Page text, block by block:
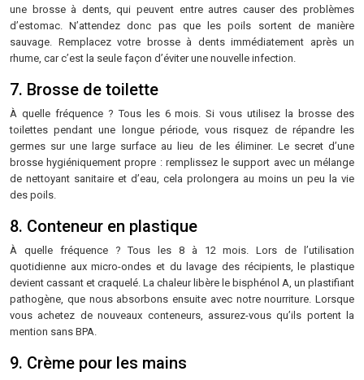
une brosse à dents, qui peuvent entre autres causer des problèmes
d’estomac. N’attendez donc pas que les poils sortent de manière
sauvage. Remplacez votre brosse à dents immédiatement après un
rhume, car c’est la seule façon d’éviter une nouvelle infection.
7. Brosse de toilette
À quelle fréquence ? Tous les 6 mois. Si vous utilisez la brosse des
toilettes pendant une longue période, vous risquez de répandre les
germes sur une large surface au lieu de les éliminer. Le secret d’une
brosse hygiéniquement propre : remplissez le support avec un mélange
de nettoyant sanitaire et d’eau, cela prolongera au moins un peu la vie
des poils.
8. Conteneur en plastique
À quelle fréquence ? Tous les 8 à 12 mois. Lors de l’utilisation
quotidienne aux micro-ondes et du lavage des récipients, le plastique
devient cassant et craquelé. La chaleur libère le bisphénol A, un plastifiant
pathogène, que nous absorbons ensuite avec notre nourriture. Lorsque
vous achetez de nouveaux conteneurs, assurez-vous qu’ils portent la
mention sans BPA.
9. Crème pour les mains